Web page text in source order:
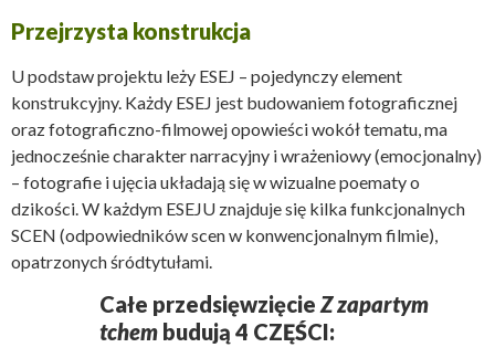
Przejrzysta konstrukcja
U podstaw projektu leży ESEJ – pojedynczy element
konstrukcyjny. Każdy ESEJ jest budowaniem fotograficznej
oraz fotograficzno-filmowej opowieści wokół tematu, ma
jednocześnie charakter narracyjny i wrażeniowy (emocjonalny)
– fotografie i ujęcia układają się w wizualne poematy o
dzikości. W każdym ESEJU znajduje się kilka funkcjonalnych
SCEN (odpowiedników scen w konwencjonalnym filmie),
opatrzonych śródtytułami.
Całe przedsięwzięcie Z zapartym
tchem budują 4 CZĘŚCI: